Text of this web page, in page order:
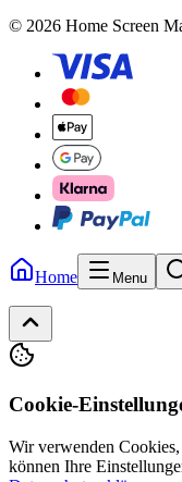
© 2026 Home Screen
Home Menu
Cookie-
Wir verwenden
können Ihre